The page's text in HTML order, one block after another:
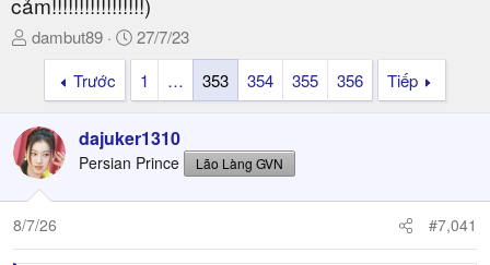
T
a
d
s
t
a
dambut89
N
g
à
y
ử
i
27/7/23
Trước
1 … 353 354 355 356 Tiếp
dajuker1310
Persian Prince Lão Làng GVN
8/7/26 #7,041